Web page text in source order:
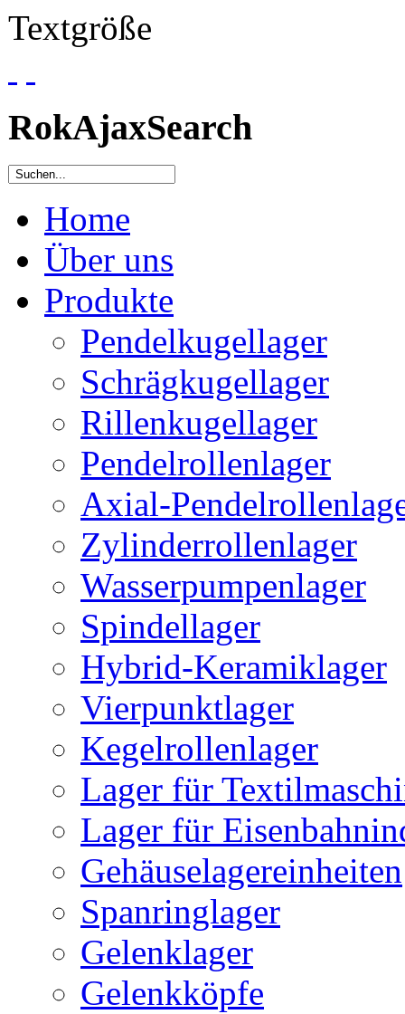
Textgröße
RokAjaxSearch
Home
Über uns
Produkte
Pendelkugellager
Schrägkugellager
Rillenkugellager
Pendelrollenlager
Axial-
Zylinderrollenlager
Wasserpumpenlager
Spindellager
Hybrid-Keramiklager
Vierpunktlager
Kegelrollenlager
Lager für
Lager für
Gehäuselagereinheiten
Spanringlager
Gelenklager
Gelenkköpfe